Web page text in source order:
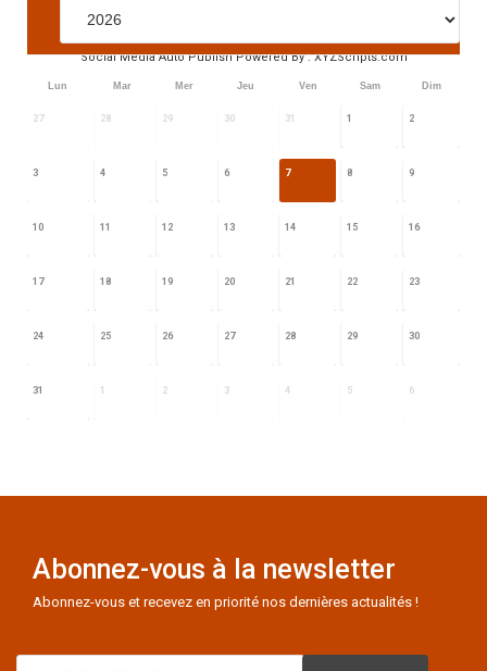
Lun Mar Mer Jeu Ven Sam Dim
27 28 29 30 31 1 2
3 4 5 6 7 8 9
10 11 12 13 14 15 16
17 18 19 20 21 22 23
24 25 26 27 28 29 30
31 1 2 3 4 5 6
Abonnez-vous à la newsletter
Abonnez-vous et recevez en priorité nos dernières actualités !
Social Media Auto PublishPowered By :XYZScripts.com